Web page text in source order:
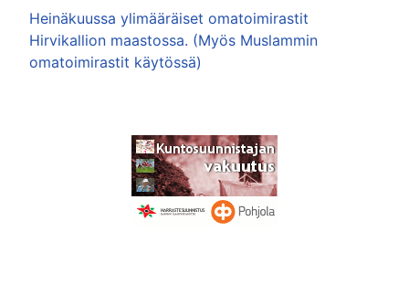
Heinäkuussa ylimääräiset omatoimirastit
Hirvikallion maastossa. (Myös Muslammin
omatoimirastit käytössä)